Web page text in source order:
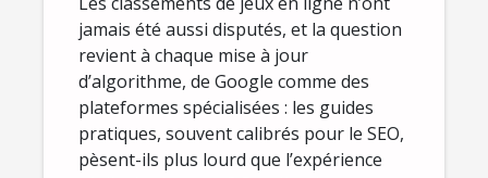
jamais été aussi disputés, et la question
revient à chaque mise à jour
d’algorithme, de Google comme des
plateformes spécialisées : les guides
pratiques, souvent calibrés pour le SEO,
pèsent-ils plus lourd que l’expérience